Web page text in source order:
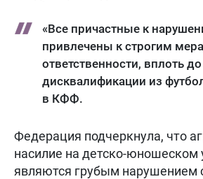
«Все причастные к
привлечены к строгим
ответственности, вплоть
дисквалификации из
в КФФ.
Федерация подчеркнула, что
насилие на детско-юношеском
являются грубым нарушением